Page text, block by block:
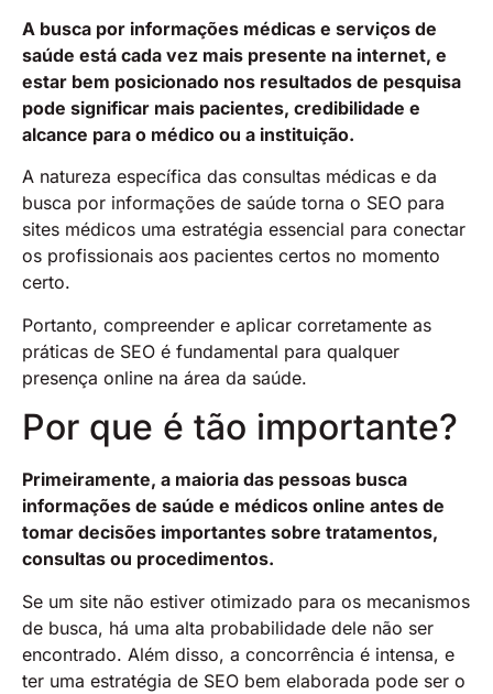
A busca por informações médicas e serviços de
saúde está cada vez mais presente na internet, e
estar bem posicionado nos resultados de pesquisa
pode significar mais pacientes, credibilidade e
alcance para o médico ou a instituição.
A natureza específica das consultas médicas e da
busca por informações de saúde torna o SEO para
sites médicos uma estratégia essencial para conectar
os profissionais aos pacientes certos no momento
certo.
Portanto, compreender e aplicar corretamente as
práticas de SEO é fundamental para qualquer
presença online na área da saúde.
Por que é tão importante?
Primeiramente, a maioria das pessoas busca
informações de saúde e médicos online antes de
tomar decisões importantes sobre tratamentos,
consultas ou procedimentos.
Se um site não estiver otimizado para os mecanismos
de busca, há uma alta probabilidade dele não ser
encontrado. Além disso, a concorrência é intensa, e
ter uma estratégia de SEO bem elaborada pode ser o